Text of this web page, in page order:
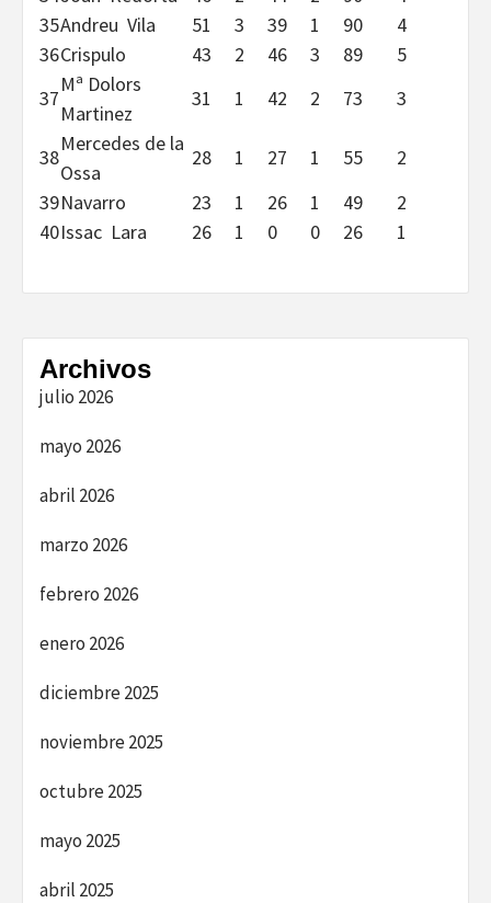
35Andreu Vila 51 3 39 1 90
4
36Crispulo 43 2 46 3 89
5
37
Mª Dolors
Martinez
31 1 42 2 73 3
38
Mercedes de la
Ossa
28 1 27 1 55
2
39Navarro 23 1 26 1 49
2
40Issac Lara 26 1 0 0 26 1
Archivos
julio 2026
mayo 2026
abril 2026
marzo 2026
febrero 2026
enero 2026
diciembre 2025
noviembre 2025
octubre 2025
mayo 2025
abril 2025